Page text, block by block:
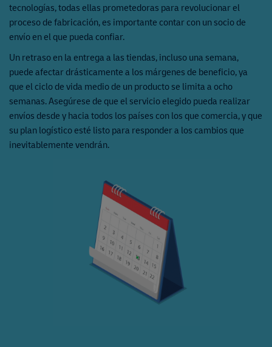
tecnologías, todas ellas prometedoras para revolucionar el
proceso de fabricación, es importante contar con un socio de
envío en el que pueda confiar.
Un retraso en la entrega a las tiendas, incluso una semana,
puede afectar drásticamente a los márgenes de beneficio, ya
que el ciclo de vida medio de un producto se limita a ocho
semanas. Asegúrese de que el servicio elegido pueda realizar
envíos desde y hacia todos los países con los que comercia, y que
su plan logístico esté listo para responder a los cambios que
inevitablemente vendrán.